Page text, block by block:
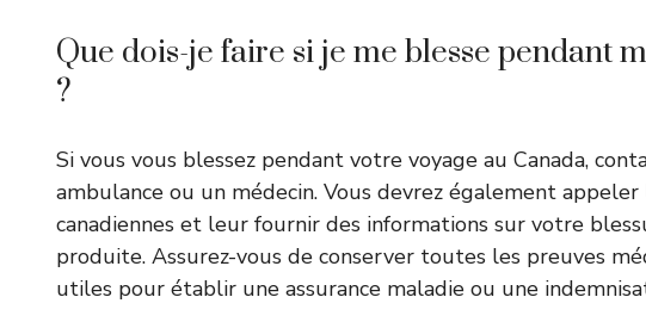
Que dois-je faire si je me blesse pendant
?
Si vous vous blessez pendant votre voyage au Canada,
ambulance ou un médecin. Vous devrez également appeler
canadiennes et leur fournir des informations sur votre
produite. Assurez-vous de conserver toutes les preuves
utiles pour établir une assurance maladie ou une